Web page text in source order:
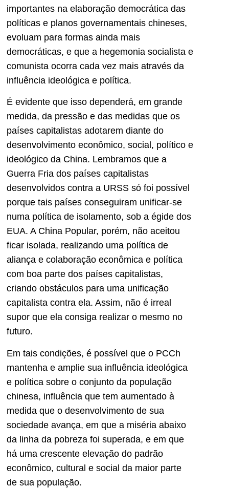
importantes na elaboração democrática das
políticas e planos governamentais chineses,
evoluam para formas ainda mais
democráticas, e que a hegemonia socialista e
comunista ocorra cada vez mais através da
influência ideológica e política.
É evidente que isso dependerá, em grande
medida, da pressão e das medidas que os
países capitalistas adotarem diante do
desenvolvimento econômico, social, político e
ideológico da China. Lembramos que a
Guerra Fria dos países capitalistas
desenvolvidos contra a URSS só foi possível
porque tais países conseguiram unificar-se
numa política de isolamento, sob a égide dos
EUA. A China Popular, porém, não aceitou
ficar isolada, realizando uma política de
aliança e colaboração econômica e política
com boa parte dos países capitalistas,
criando obstáculos para uma unificação
capitalista contra ela. Assim, não é irreal
supor que ela consiga realizar o mesmo no
futuro.
Em tais condições, é possível que o PCCh
mantenha e amplie sua influência ideológica
e política sobre o conjunto da população
chinesa, influência que tem aumentado à
medida que o desenvolvimento de sua
sociedade avança, em que a miséria abaixo
da linha da pobreza foi superada, e em que
há uma crescente elevação do padrão
econômico, cultural e social da maior parte
de sua população.